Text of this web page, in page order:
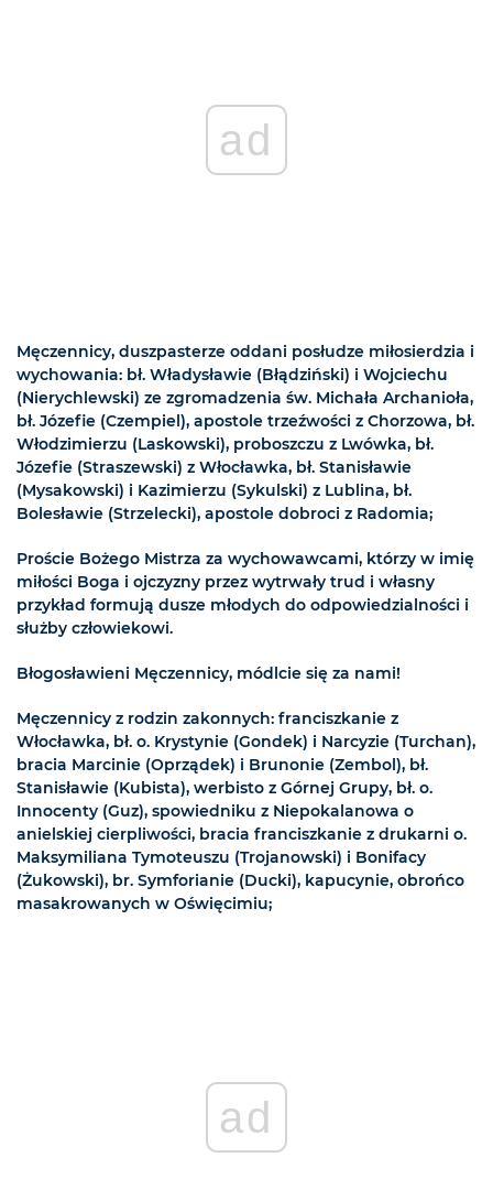
ad
Męczennicy, duszpasterze oddani posłudze miłosierdzia i
wychowania: bł. Władysławie (Błądziński) i Wojciechu
(Nierychlewski) ze zgromadzenia św. Michała Archanioła,
bł. Józefie (Czempiel), apostole trzeźwości z Chorzowa, bł.
Włodzimierzu (Laskowski), proboszczu z Lwówka, bł.
Józefie (Straszewski) z Włocławka, bł. Stanisławie
(Mysakowski) i Kazimierzu (Sykulski) z Lublina, bł.
Bolesławie (Strzelecki), apostole dobroci z Radomia;
Proście Bożego Mistrza za wychowawcami, którzy w imię
miłości Boga i ojczyzny przez wytrwały trud i własny
przykład formują dusze młodych do odpowiedzialności i
służby człowiekowi.
Błogosławieni Męczennicy, módlcie się za nami!
Męczennicy z rodzin zakonnych: franciszkanie z
Włocławka, bł. o. Krystynie (Gondek) i Narcyzie (Turchan),
bracia Marcinie (Oprządek) i Brunonie (Zembol), bł.
Stanisławie (Kubista), werbisto z Górnej Grupy, bł. o.
Innocenty (Guz), spowiedniku z Niepokalanowa o
anielskiej cierpliwości, bracia franciszkanie z drukarni o.
Maksymiliana Tymoteuszu (Trojanowski) i Bonifacy
(Żukowski), br. Symforianie (Ducki), kapucynie, obrońco
masakrowanych w Oświęcimiu;
ad